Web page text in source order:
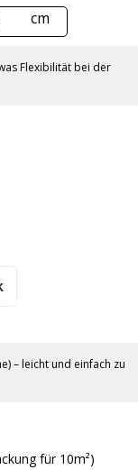
cm
Flexibilität bei der
– leicht und einfach zu
für 10m²)